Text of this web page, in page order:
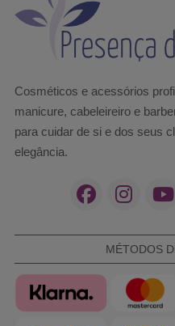
Cosméticos e acessórios
manicure, cabeleireiro e
para cuidar de si e dos seus
elegância.
MÉTODOS